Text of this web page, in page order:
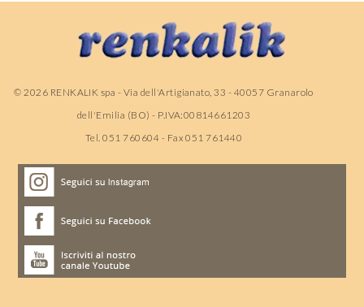
© 2026 RENKALIK spa - Via dell'Artigianato, 33 - 40057 Granarolo
dell'Emilia (BO) - P.IVA:00814661203
Tel. 051 760604 - Fax 051 761440